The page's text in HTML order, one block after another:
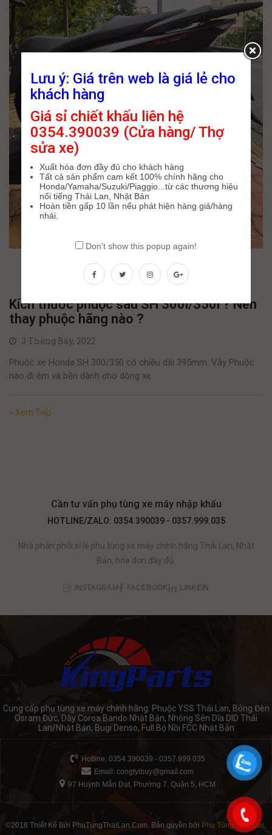
Kích thước phuộc sau SH 300i/350i ? Nên
thay phuộc hãng nào ?
3 Tháng Bảy, 2022
Phuộc xe Honda SH 300/350 có chiều dài 395mm. Vây Phuộc
nào đi êm và bền dành cho dòng xe
» Xem Tiếp
Cần tư vấn phụ tùng xe máy nhập khẩu
HOTLINE/ZALO: 0354.390039 - 0357.999.035
Nhà phân phối sỉ lẻ phụ tùng xe máy chính hãng Thái Lan, Nhật
Bản, hóa đơn đầy đủ.
INSTAGRAM FACEBOOK LINKEIN
Cung cấp phụ tùng xe máy chính hãng: Phuộc YSS Thái Lan, Bóng Đèn
Osram Đức, Dây Coroa Bando Nhật Bản, Nhông Sên Dĩa DID Thái
Lan/Nhật Bản, Bugi Denso, Full Bộ Nồi FCC Nhật Bản
Hotline: 0354.390039 - 0357.999.035
Email: congtyibuy@gmail.com
97 Huỳnh Mẫn Đạt, Phường 7, Quận 5, HCM
©2018 Thiết Kế Bởi PhuTungThaiLan.Com. Bản quyền bởi Phụ Tùng Thái Lan
Lưu ý: Giá trên web là giá lẻ cho
khách hàng
Giá sỉ chiết khấu liên hệ
0354.390039 (Cửa hàng/ Thợ
sửa xe)
Xuất hóa đơn đầy đủ cho khách hàng
Tất cả sản phẩm cam kết 100% chính hãng cho
Honda/Yamaha/Suzuki/Piaggio...từ các thương hiệu
nổi tiếng Thái Lan, Nhật Bản
Hoàn tiền gấp 10 lần nếu phát hiện hàng giả/hàng
nhái.
Don't show this popup again!